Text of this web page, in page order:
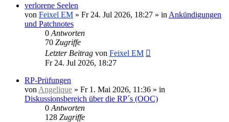
verlorene Seelen
von Feixel EM » Fr 24. Jul 2026, 18:27 » in Ankündigungen
und Patchnotes
0 Antworten
70 Zugriffe
Letzter Beitrag von Feixel EM
Fr 24. Jul 2026, 18:27
RP-Prüfungen
von Angelique » Fr 1. Mai 2026, 11:36 » in
Diskussionsbereich über die RP´s (OOC)
0 Antworten
128 Zugriffe